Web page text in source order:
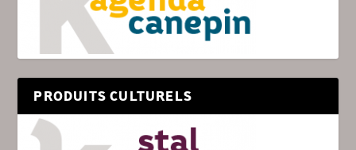
PRODUITS CULTURELS